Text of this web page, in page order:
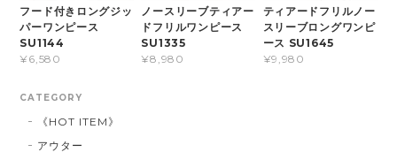
フード付きロングジッ
パーワンピース
SU1144
¥6,580
ノースリーブティアー
ドフリルワンピース
SU1335
¥8,980
ティアードフリルノー
スリーブロングワンピ
ース SU1645
¥9,980
CATEGORY
《HOT ITEM》
アウター